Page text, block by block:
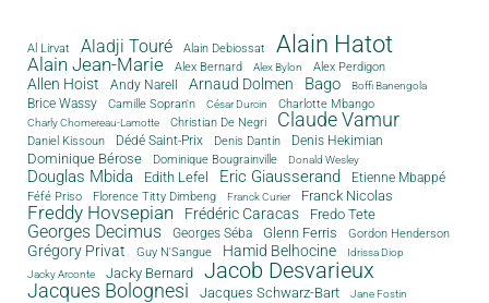
Al Lirvat Aladji Touré Alain Debiossat Alain Hatot
Alain Jean-Marie Alex Bernard Alex Bylon Alex Perdigon
Allen Hoist Andy Narell Arnaud Dolmen Bago Boffi Banengola
Brice Wassy Camille Sopran'n César Durcin Charlotte Mbango
Charly Chomereau-Lamotte Christian De Negri Claude Vamur
Daniel Kissoun Dédé Saint-Prix Denis Dantin Denis Hekimian
Dominique Bérose Dominique Bougrainville Donald Wesley
Douglas Mbida Edith Lefel Eric Giausserand Etienne Mbappé
Féfé Priso Florence Titty Dimbeng Franck Curier Franck Nicolas
Freddy Hovsepian Frédéric Caracas Fredo Tete
Georges Decimus Georges Séba Glenn Ferris Gordon Henderson
Grégory Privat Guy N'Sangue Hamid Belhocine
Idrissa Diop
Jacky Arconte
Jacky Bernard Jacob Desvarieux
Jacques Bolognesi Jacques Schwarz-Bart Jane Fostin